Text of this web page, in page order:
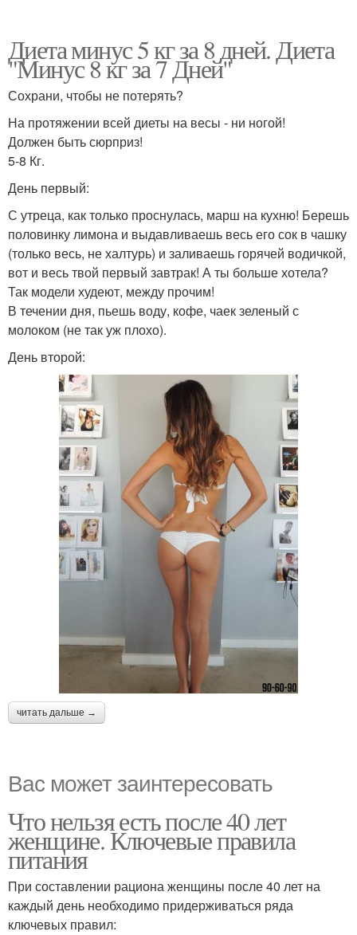
Диета минус 5 кг за 8 дней. Диета
"Минус 8 кг за 7 Дней"
Сохрани, чтобы не потерять?
На протяжении всей диеты на весы - ни ногой!
Должен быть сюрприз!
5-8 Кг.
День первый:
С утреца, как только проснулась, марш на кухню! Берешь
половинку лимона и выдавливаешь весь его сок в чашку
(только весь, не халтурь) и заливаешь горячей водичкой,
вот и весь твой первый завтрак! А ты больше хотела?
Так модели худеют, между прочим!
В течении дня, пьешь воду, кофе, чаек зеленый с
молоком (не так уж плохо).
День второй:
читать дальше →
Вас может заинтересовать
Что нельзя есть после 40 лет
женщине. Ключевые правила
питания
При составлении рациона женщины после 40 лет на
каждый день необходимо придерживаться ряда
ключевых правил: